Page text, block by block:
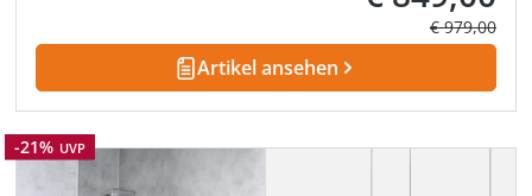
Regulärer
€ 979,00
Artikel ansehen
Rabatt
-21% UVP